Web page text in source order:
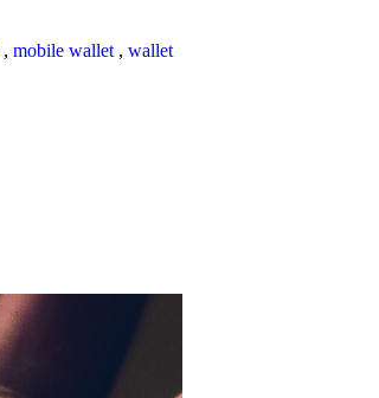
, mobile wallet , wallet